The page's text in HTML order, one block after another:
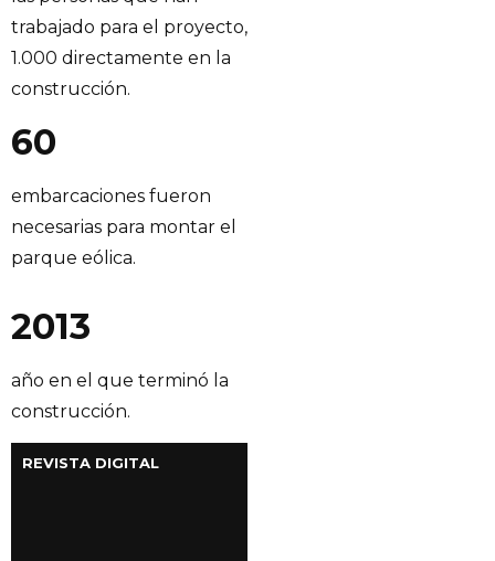
trabajado para el proyecto,
1.000 directamente en la
construcción.
60
embarcaciones fueron
necesarias para montar el
parque eólica.
2013
año en el que terminó la
construcción.
REVISTA DIGITAL